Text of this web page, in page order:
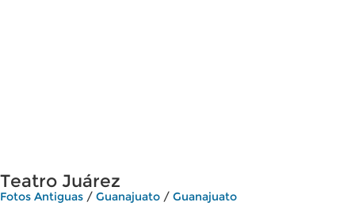
Teatro Juárez
Fotos Antiguas / Guanajuato / Guanajuato